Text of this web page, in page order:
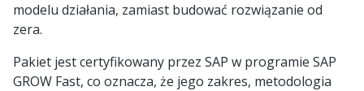
modelu działania, zamiast budować rozwiązanie od
zera.
Pakiet jest certyfikowany przez SAP w programie SAP
GROW Fast, co oznacza, że jego zakres, metodologia